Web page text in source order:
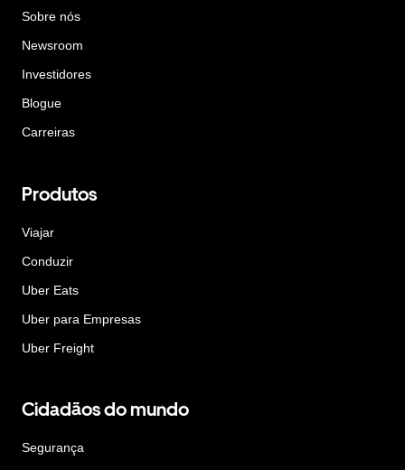
Sobre nós
Newsroom
Investidores
Blogue
Carreiras
Produtos
Viajar
Conduzir
Uber Eats
Uber para Empresas
Uber Freight
Cidadãos do mundo
Segurança